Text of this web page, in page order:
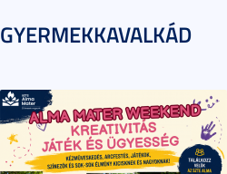
GYERMEKKAVALKÁD